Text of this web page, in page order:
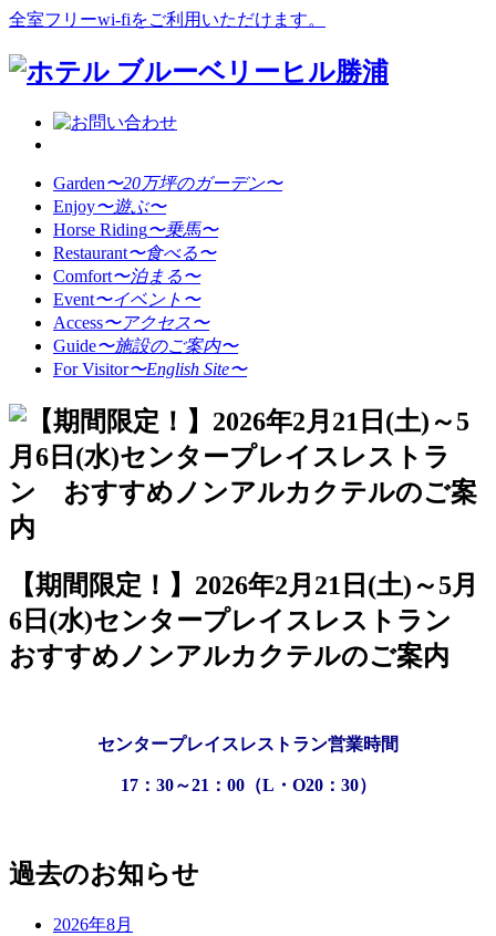
全室フリーwi-fiをご利用いただけます。
Garden〜20万坪のガーデン〜
Enjoy〜遊ぶ〜
Horse Riding〜乗馬〜
Restaurant〜食べる〜
Comfort〜泊まる〜
Event〜イベント〜
Access〜アクセス〜
Guide〜施設のご案内〜
For Visitor〜English Site〜
【期間限定！】2026年2月21日(土)～5月
6日(水)センタープレイスレストラン
おすすめノンアルカクテルのご案内
センタープレイスレストラン営業時間
17：30～21：00（L・O20：30）
過去のお知らせ
2026年8月